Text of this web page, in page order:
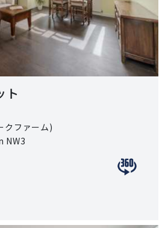
ト
クファーム)
NW3
rooms: